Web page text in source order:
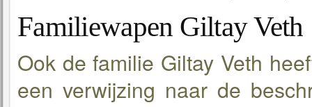
Familiewapen Giltay Veth
Ook de familie Giltay Veth
een verwijzing naar de